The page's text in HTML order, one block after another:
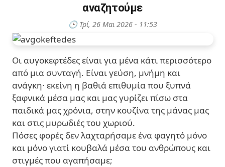
αναζητούμε
Οι αυγοκεφτέδες είναι για μένα κάτι περισσότερο
από μια συνταγή. Είναι γεύση, μνήμη και
ανάγκη∙ εκείνη η βαθιά επιθυμία που ξυπνά
ξαφνικά μέσα μας και μας γυρίζει πίσω στα
παιδικά μας χρόνια, στην κουζίνα της μάνας μας
και στις μυρωδιές του χωριού.
Πόσες φορές δεν λαχταρήσαμε ένα φαγητό μόνο
και μόνο γιατί κουβαλά μέσα του ανθρώπους και
στιγμές που αγαπήσαμε;